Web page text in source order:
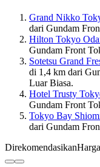
Grand Nikko
dari Gundam
Hilton Tokyo
Gundam Front
Sotetsu Grand
di 1,4 km dari
Luar Biasa.
Hotel Trusty
Gundam Front
Tokyo Bay
dari Gundam
Direkomendasikan